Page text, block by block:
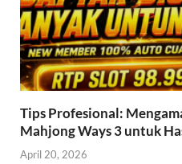
Tips Profesional:
Mahjong Ways 3 untuk
April 20, 2026